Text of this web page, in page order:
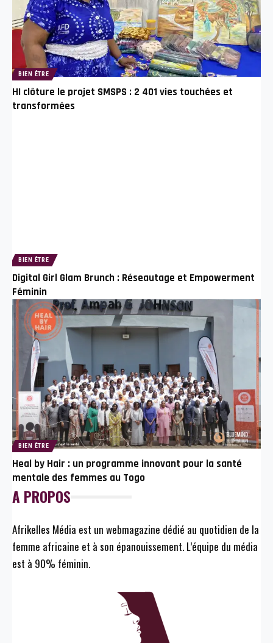
BIEN ÊTRE
HI clôture le projet SMSPS : 2 401 vies touchées et
transformées
BIEN ÊTRE
Digital Girl Glam Brunch : Réseautage et Empowerment
Féminin
BIEN ÊTRE
Heal by Hair : un programme innovant pour la santé
mentale des femmes au Togo
A PROPOS
Afrikelles Média est un webmagazine dédié au quotidien de la
femme africaine et à son épanouissement. L’équipe du média
est à 90% féminin.